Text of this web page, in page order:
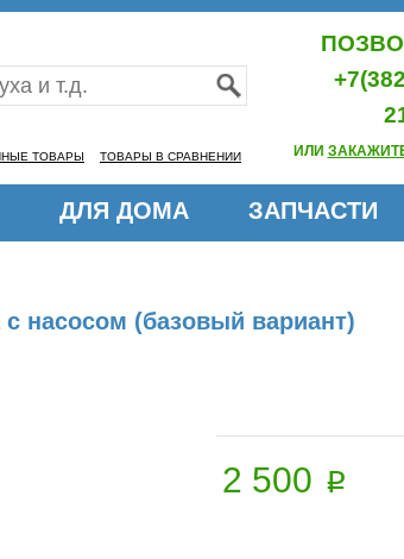
ТОВАРЫ ТОВАРЫ В СРАВНЕНИИ ИЛИ
ДЛЯ ДОМА ЗАПЧАСТИ
насосом (базовый вариант)
2 500 p